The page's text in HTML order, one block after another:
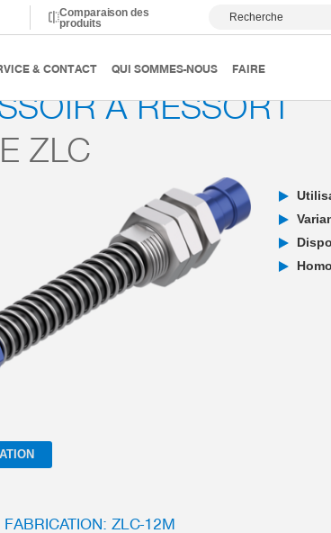
Comparaison des
produits
Recherche
& CONTACT QUI SOMMES-NOUS FAIRE
Accessoires pour le vide Série ZLC
À RESSORT
ZLC
ZLC-12M